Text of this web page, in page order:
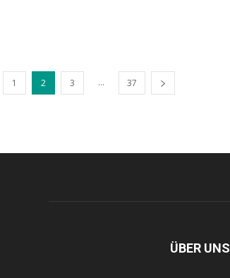
1 2 3 ... 37
ÜBER UNS